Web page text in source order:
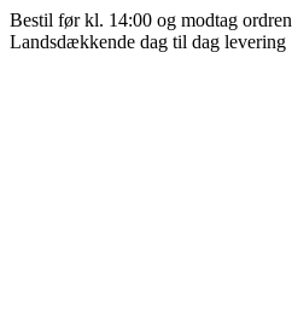
Videre
til
Bestil før kl. 14:00 og modtag
Landsdækkende dag til dag levering